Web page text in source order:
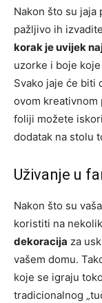
Nakon što su
pažljivo ih
korak je uvijek
uzorke i boje
Svako jaje će biti
ovom kreativnom
foliji možete
dodatak na stolu
Uživanje u
Nakon što su
koristiti na
dekoracija za
vašem domu.
koje se igraju
tradicionalnog